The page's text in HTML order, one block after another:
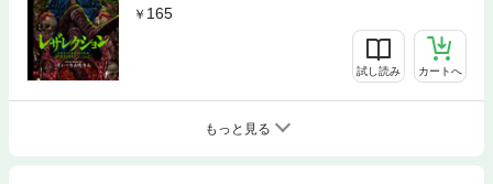
165
試し読み カートへ
もっと見る